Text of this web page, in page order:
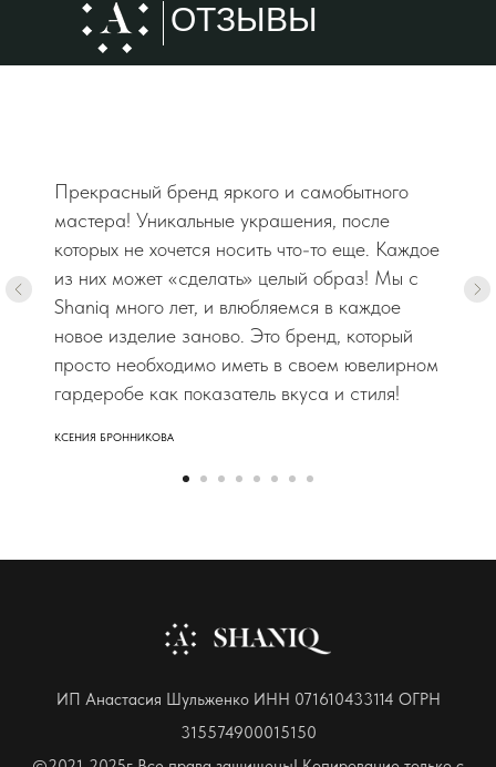
ОТЗЫВЫ
Прекрасный бренд яркого и самобытного
мастера! Уникальные украшения, после
которых не хочется носить что-то еще. Каждое
из них может «сделать» целый образ! Мы с
Shaniq много лет, и влюбляемся в каждое
новое изделие заново. Это бренд, который
просто необходимо иметь в своем ювелирном
гардеробе как показатель вкуса и стиля!
КСЕНИЯ БРОННИКОВА
ИП Анастасия Шульженко ИНН 071610433114 ОГРН
315574900015150